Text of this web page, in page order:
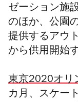
ゼーション施
のほか、公園
提供するアウ
から供用開始
東京2020オリ
カ月、スケー